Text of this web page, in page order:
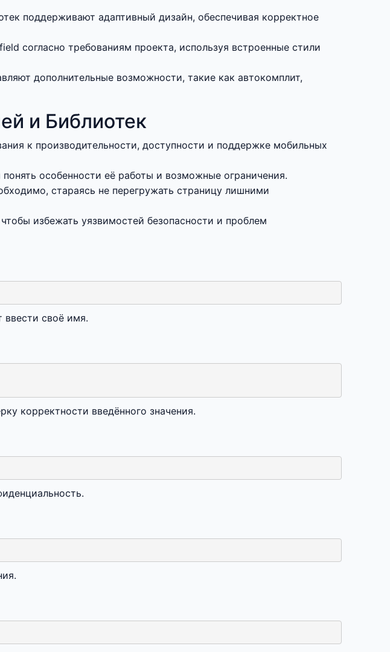
поддерживают адаптивный дизайн, обеспечивая корректное
согласно требованиям проекта, используя встроенные стили
дополнительные возможности, такие как автокомплит,
и Библиотек
к производительности, доступности и поддержке мобильных
особенности её работы и возможные ограничения.
стараясь не перегружать страницу лишними
избежать уязвимостей безопасности и проблем
ввести своё имя.
корректности введённого значения.